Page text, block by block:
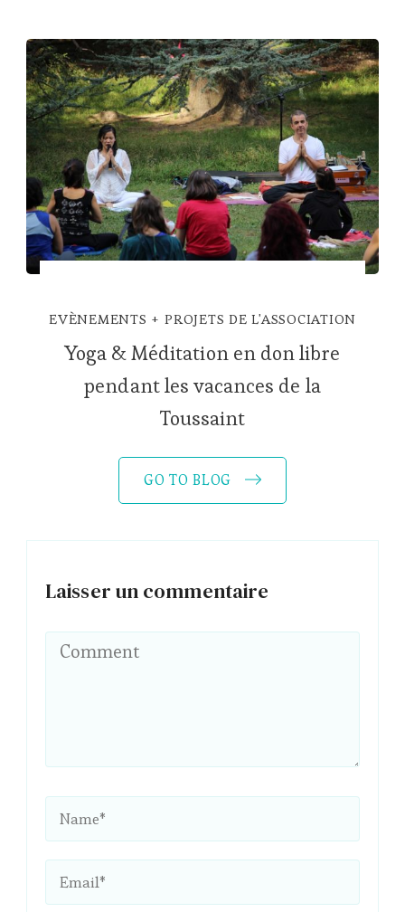
EVÈNEMENTS PROJETS DE L'ASSOCIATION
Yoga & Méditation en don libre
pendant les vacances de la
Toussaint
GO TO BLOG
Laisser un commentaire